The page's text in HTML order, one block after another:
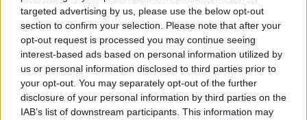
targeted advertising by us, please use the below opt-out
section to confirm your selection. Please note that after your
opt-out request is processed you may continue seeing
interest-based ads based on personal information utilized by
us or personal information disclosed to third parties prior to
your opt-out. You may separately opt-out of the further
disclosure of your personal information by third parties on the
IAB’s list of downstream participants. This information may
Continua a leggere
FAI DA TE E CREATIVITÀ